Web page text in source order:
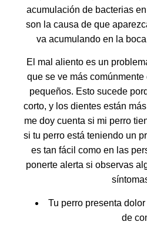
acumulación de bacterias
son la causa de que
va acumulando en la
El mal aliento es un
que se ve más
pequeños. Esto sucede
corto, y los dientes están
me doy cuenta si mi perro
si tu perro está teniendo un
es tan fácil como en las
ponerte alerta si observas
Tu perro presenta
de